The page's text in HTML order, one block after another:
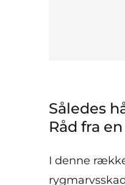
Således
Råd fra
I denne